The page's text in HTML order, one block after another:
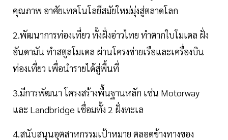
คุณภาพ อาศัยเทคโนโลยีสมัยใหม่มุ่งสู่ตลาดโลก
2.พัฒนาการท่องเที่ยว ทั้งฝั่งอ่าวไทย ทำตากใบโมเดล ฝั่ง
อันดามัน ทำสตูลโมเดล ผ่านโครงข่ายเรือและเครื่องบิน
ท่องเที่ยว เพื่อนำรายได้สู่พื้นที่
3.มีการพัฒนา โครงสร้างพื้นฐานหลัก เช่น Motorway
และ Landbridge เชื่อมทั้ง 2 ฝั่งทะเล
4.สนับสนุนอุตสาหกรรมเป้าหมาย ตลอดข้างทางของ